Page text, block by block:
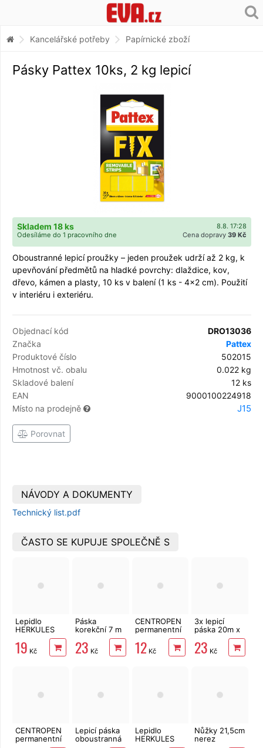
Kancelářské potřeby Papírnické zboží
Pásky Pattex 10ks, 2 kg lepicí
8.8. 17:28
Skladem 18 ks
Cena dopravy 39 Kč
Odesíláme do 1 pracovního dne
Oboustranné lepicí proužky – jeden proužek udrží až 2 kg, k
upevňování předmětů na hladké povrchy: dlaždice, kov,
dřevo, kámen a plasty, 10 ks v balení (1 ks - 4x2 cm). Použití
v interiéru i exteriéru.
Objednací kód
DRO13036
Značka
Pattex
Produktové číslo
502015
Hmotnost vč. obalu
0.022 kg
Skladové balení
12 ks
EAN
9000100224918
Místo na prodejně
J15
Porovnat
NÁVODY A DOKUMENTY
Technický list.pdf
ČASTO SE KUPUJE SPOLEČNĚ S
Lepidlo
HERKULES
tyčinka 15 g
19 Kč
Páska
korekční 7 m
23 Kč
CENTROPEN
permanentní
tenký černý
12 Kč
3x lepicí
páska 20m x
23 Kč
CENTROPEN
permanentní
Lepicí páska
oboustranná
Lepidlo
HERKULES
Nůžky 21,5cm
nerez